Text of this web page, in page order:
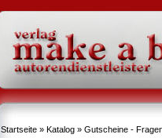
Startseite » Katalog » Gutscheine -